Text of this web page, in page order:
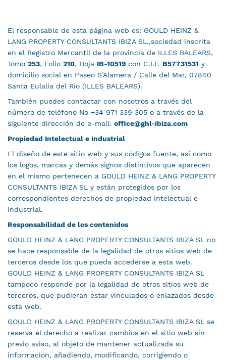
El responsable de esta página web es: GOULD HEINZ &
LANG PROPERTY CONSULTANTS IBIZA SL.,sociedad inscrita
en el Registro Mercantil de la provincia de ILLES BALEARS,
Tomo 253, Folio 210, Hoja IB-10519 con C.I.F. B57731531 y
domicilio social en Paseo S’Alamera / Calle del Mar, 07840
Santa Eulalia del Rio (ILLES BALEARS).
También puedes contactar con nosotros a través del
número de teléfono No +34 971 339 305 o a través de la
siguiente dirección de e-mail: office@ghl-ibiza.com
Propiedad Intelectual e Industrial
El diseño de este sitio web y sus códigos fuente, así como
los logos, marcas y demás signos distintivos que aparecen
en el mismo pertenecen a GOULD HEINZ & LANG PROPERTY
CONSULTANTS IBIZA SL y están protegidos por los
correspondientes derechos de propiedad intelectual e
industrial.
Responsabilidad de los contenidos
GOULD HEINZ & LANG PROPERTY CONSULTANTS IBIZA SL no
se hace responsable de la legalidad de otros sitios web de
terceros desde los que pueda accederse a esta web.
GOULD HEINZ & LANG PROPERTY CONSULTANTS IBIZA SL
tampoco responde por la legalidad de otros sitios web de
terceros, que pudieran estar vinculados o enlazados desde
esta web.
GOULD HEINZ & LANG PROPERTY CONSULTANTS IBIZA SL se
reserva el derecho a realizar cambios en el sitio web sin
previo aviso, al objeto de mantener actualizada su
información, añadiendo, modificando, corrigiendo o